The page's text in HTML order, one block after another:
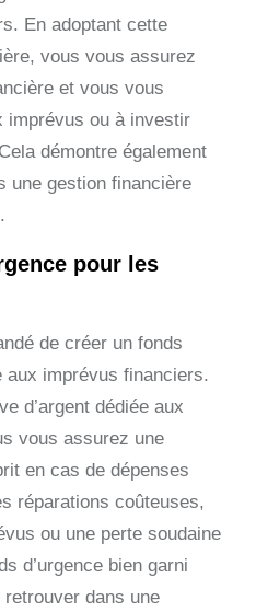
En adoptant cette
vous vous assurez
et vous vous
imprévus ou à investir
démontre également
une gestion financière
pour les
de créer un fonds
aux imprévus financiers.
d’argent dédiée aux
vous assurez une
en cas de dépenses
réparations coûteuses,
ou une perte soudaine
d’urgence bien garni
dans une